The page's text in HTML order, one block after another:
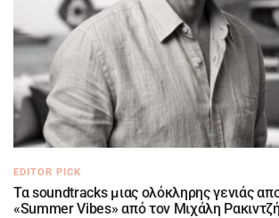
EDITOR PICK
Τα soundtracks μιας ολόκληρης γενιάς
«Summer Vibes» από τον Μιχάλη Ρακιντζή